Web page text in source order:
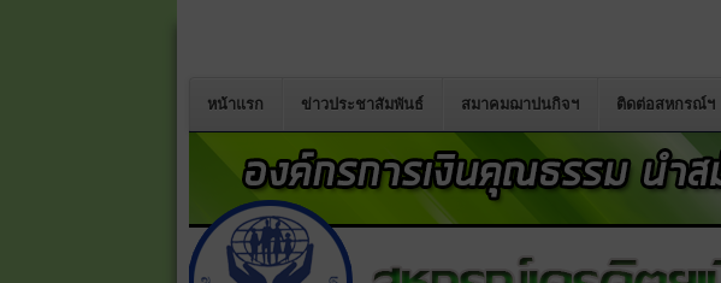
หน้าแรก ข่าวประชาสัมพันธ์ สมาคมฌาปนกิจฯ ติดต่อสหกรณ์ฯ